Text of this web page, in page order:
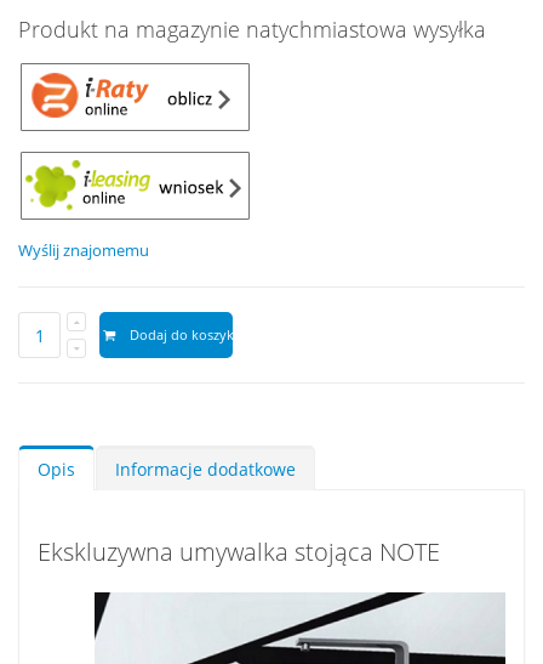
Produkt na magazynie natychmiastowa wysyłka
Wyślij znajomemu
Dodaj do koszyka
Opis Informacje dodatkowe
Ekskluzywna umywalka stojąca NOTE